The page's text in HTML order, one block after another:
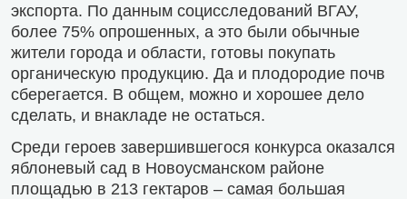
экспорта. По данным социсследований ВГАУ,
более 75% опрошенных, а это были обычные
жители города и области, готовы покупать
органическую продукцию. Да и плодородие почв
сберегается. В общем, можно и хорошее дело
сделать, и внакладе не остаться.
Среди героев завершившегося конкурса оказался
яблоневый сад в Новоусманском районе
площадью в 213 гектаров – самая большая